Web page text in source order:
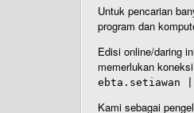
Untuk pencarian
program dan
Edisi online/daring
memerlukan
ebta.setiawan
Kami sebagai